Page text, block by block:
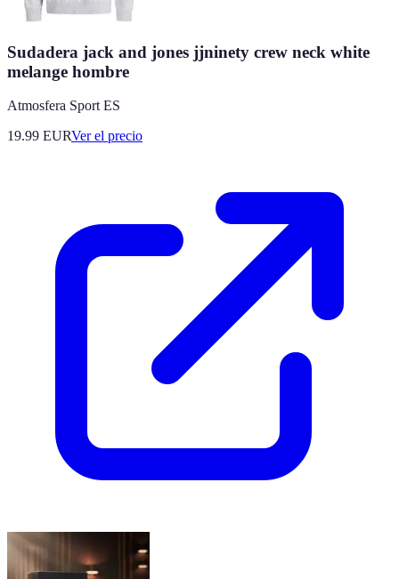
Sudadera jack and jones jjninety crew neck white
melange hombre
Atmosfera Sport ES
19.99 EURVer el precio